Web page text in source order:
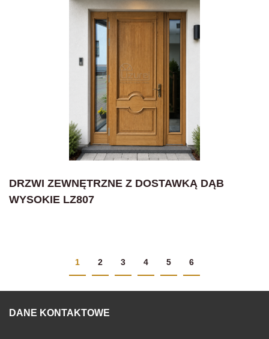
DRZWI ZEWNĘTRZNE Z DOSTAWKĄ DĄB
WYSOKIE LZ807
1 2 3 4 5 6
DANE KONTAKTOWE